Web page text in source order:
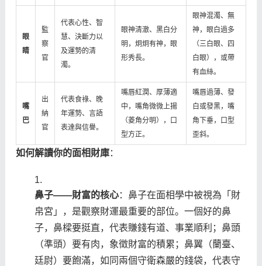
眼
睛
監
察
官
代表心性、智
慧、決斷力以
及運勢的清
濁。
眼神清澈、黑白分
明，炯炯有神，眼
形秀長。
眼神混濁、無
神，眼白過多
（三白眼、四
白眼），或帶
有血絲。
嘴
巴
出
納
官
代表食祿、晚
年運勢、言語
表達與信譽。
嘴唇紅潤、厚薄適
中，嘴角微微上揚
（菱角分明），口
型方正。
嘴唇過薄、發
白或發黑，嘴
角下垂，口型
歪斜。
如何解讀你的面相財庫：
鼻子——財富的核心：鼻子在面相學中被視為「財
帛宮」，是觀察財運最重要的部位。一個好的鼻
子，鼻樑要挺直，代表賺錢有道、事業順利；鼻頭
（準頭）要有肉，象徵財富的積累；鼻翼（蘭臺、
廷尉）要飽滿，如同兩個守衛森嚴的錢袋，代表守